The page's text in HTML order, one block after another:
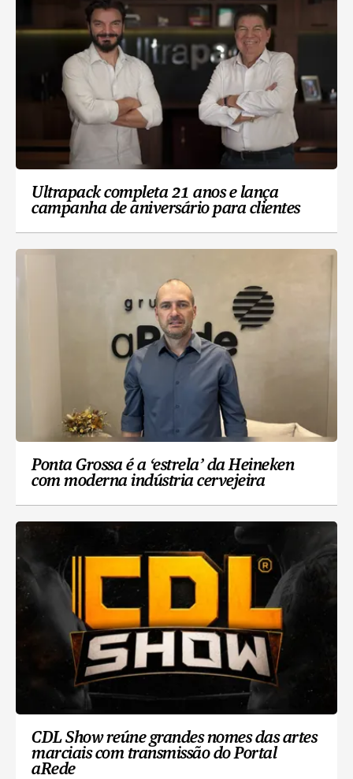
Ultrapack completa 21 anos e lança
campanha de aniversário para clientes
Ponta Grossa é a ‘estrela’ da Heineken
com moderna indústria cervejeira
CDL Show reúne grandes nomes das artes
marciais com transmissão do Portal
aRede